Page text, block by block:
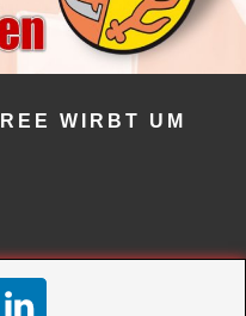
WIRBT UM